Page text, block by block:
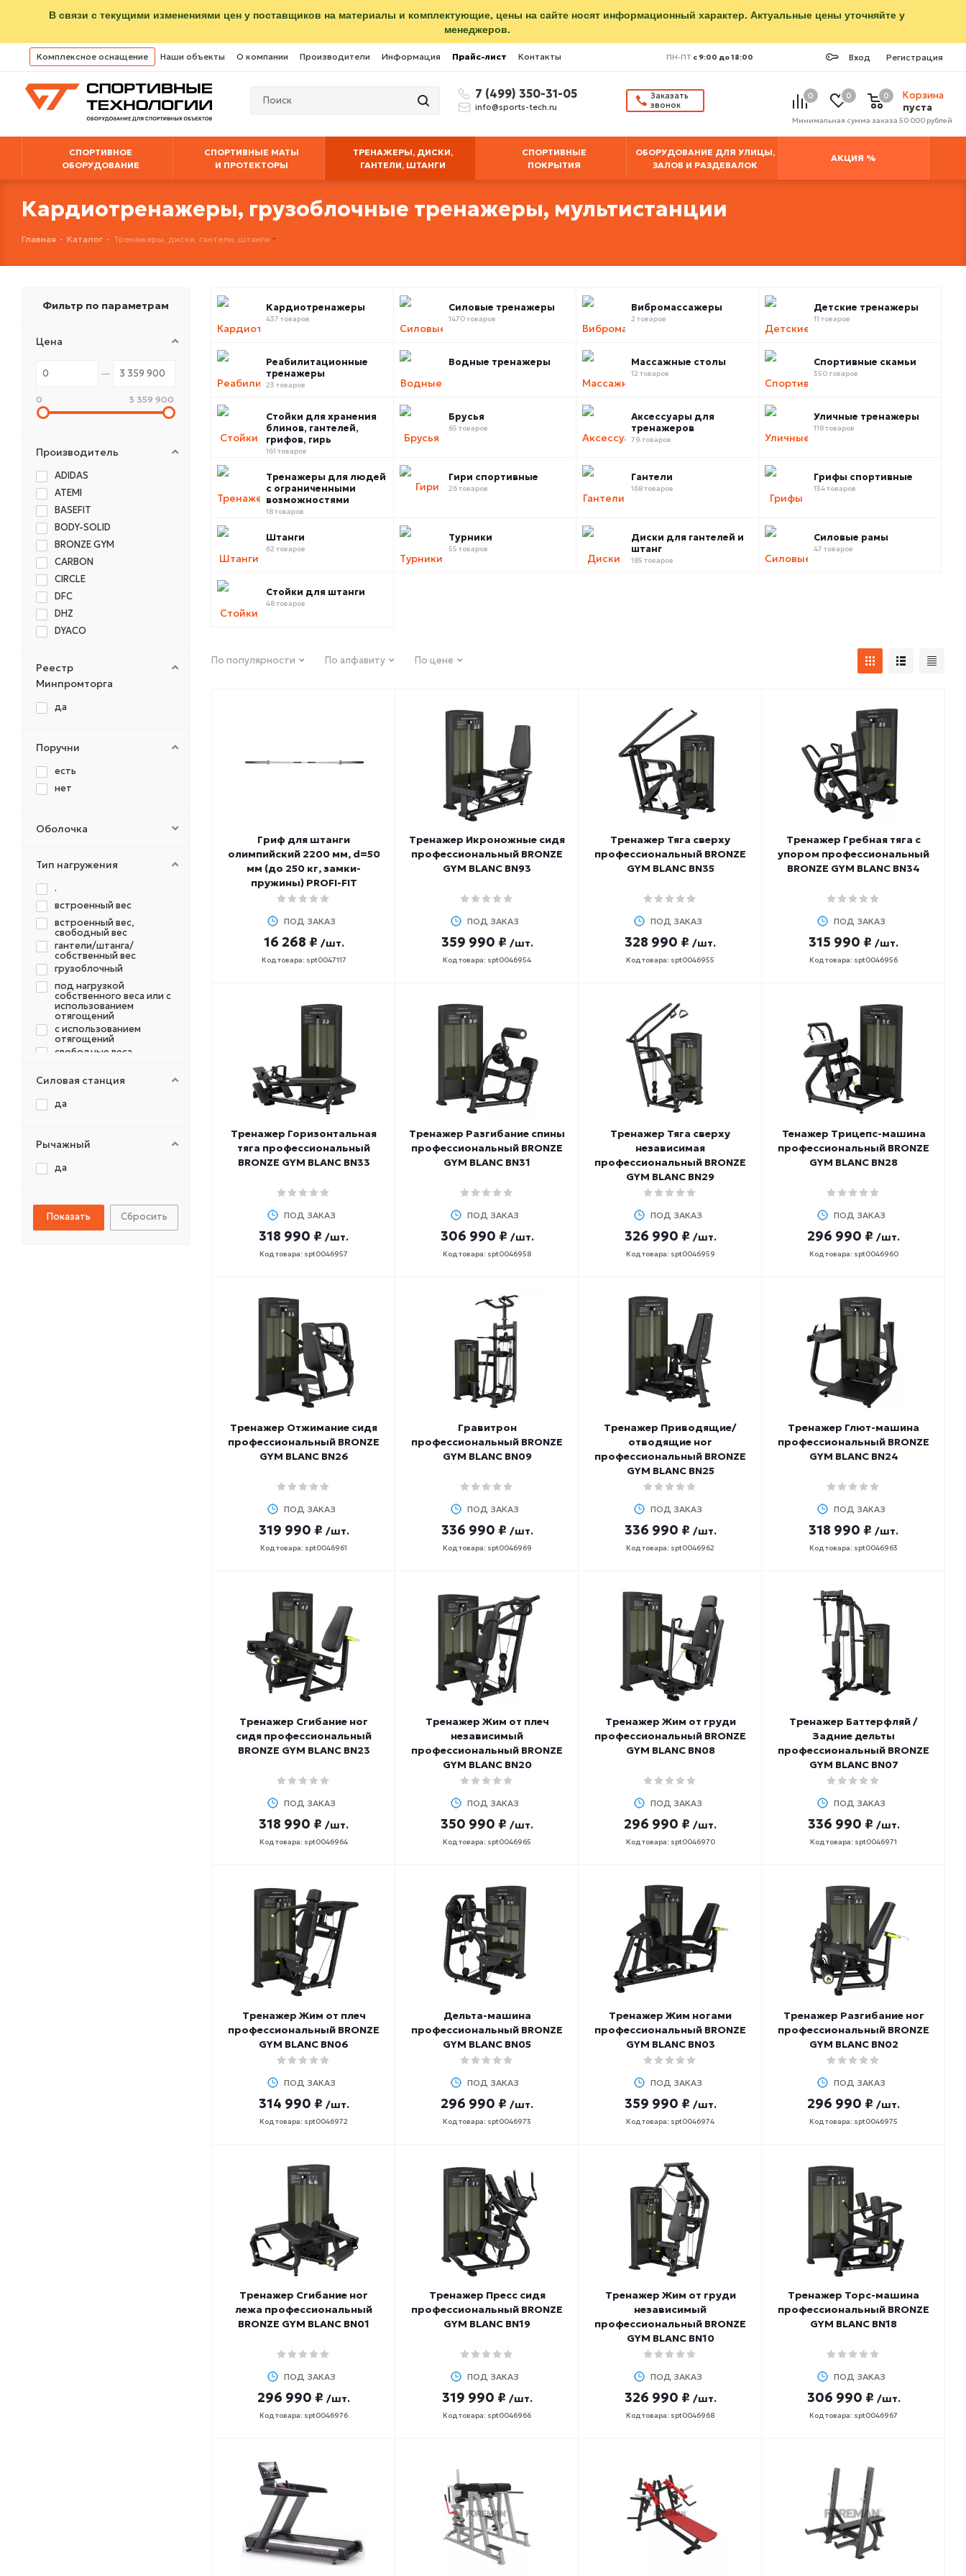
В связи с текущими изменениями цен у поставщиков на материалы и комплектующие, цены на сайте носят информационный характер. Актуальные цены уточняйте у
менеджеров.
Комплексное оснащение Наши объекты О компании Производители Информация Прайс-лист Контакты Вход Регистрация
ПН-ПТ с 9:00 до 18:00
7 (499) 350-31-05
info@sports-tech.ru
Заказать
звонок
0 0
Корзина
пуста
0
Минимальная сумма заказа 50 000 рублей
СПОРТИВНОЕ
ОБОРУДОВАНИЕ
СПОРТИВНЫЕ МАТЫ
И ПРОТЕКТОРЫ
ТРЕНАЖЕРЫ, ДИСКИ,
ГАНТЕЛИ, ШТАНГИ
СПОРТИВНЫЕ
ПОКРЫТИЯ
ОБОРУДОВАНИЕ ДЛЯ УЛИЦЫ,
ЗАЛОВ И РАЗДЕВАЛОК
АКЦИЯ %
Кардиотренажеры, грузоблочные тренажеры, мультистанции
Главная - Каталог - Тренажеры, диски, гантели, штанги
Кардиотренажеры
437 товаров
Силовые тренажеры
1470 товаров
Вибромассажеры
2 товаров
Детские тренажеры
11 товаров
Реабилитационные
тренажеры
23 товаров
Водные тренажеры Массажные столы
12 товаров
Спортивные скамьи
350 товаров
Стойки для хранения
блинов, гантелей,
грифов, гирь
161 товаров
Брусья
65 товаров
Аксессуары для
тренажеров
79 товаров
Уличные тренажеры
118 товаров
Тренажеры для людей
с ограниченными
возможностями
18 товаров
Гири спортивные
26 товаров
Гантели
168 товаров
Грифы спортивные
134 товаров
Штанги
62 товаров
Турники
55 товаров
Диски для гантелей и
штанг
185 товаров
Силовые рамы
47 товаров
Стойки для штанги
48 товаров
По популярности По алфавиту По цене
Гриф для штанги
олимпийский 2200 мм, d=50
мм (до 250 кг, замки-
пружины) PROFI-FIT
ПОД ЗАКАЗ
16 268 ₽ /шт.
Код товара: spt0047117
Тренажер Икроножные сидя
профессиональный BRONZE
GYM BLANC BN93
ПОД ЗАКАЗ
359 990 ₽ /шт.
Код товара: spt0046954
Тренажер Тяга сверху
профессиональный BRONZE
GYM BLANC BN35
ПОД ЗАКАЗ
328 990 ₽ /шт.
Код товара: spt0046955
Тренажер Гребная тяга с
упором профессиональный
BRONZE GYM BLANC BN34
ПОД ЗАКАЗ
315 990 ₽ /шт.
Код товара: spt0046956
Тренажер Горизонтальная
тяга профессиональный
BRONZE GYM BLANC BN33
ПОД ЗАКАЗ
318 990 ₽ /шт.
Код товара: spt0046957
Тренажер Разгибание спины
профессиональный BRONZE
GYM BLANC BN31
ПОД ЗАКАЗ
306 990 ₽ /шт.
Код товара: spt0046958
Тренажер Тяга сверху
независимая
профессиональный BRONZE
GYM BLANC BN29
ПОД ЗАКАЗ
326 990 ₽ /шт.
Код товара: spt0046959
Тенажер Трицепс-машина
профессиональный BRONZE
GYM BLANC BN28
ПОД ЗАКАЗ
296 990 ₽ /шт.
Код товара: spt0046960
Тренажер Отжимание сидя
профессиональный BRONZE
GYM BLANC BN26
ПОД ЗАКАЗ
319 990 ₽ /шт.
Код товара: spt0046961
Гравитрон
профессиональный BRONZE
GYM BLANC BN09
ПОД ЗАКАЗ
336 990 ₽ /шт.
Код товара: spt0046969
Тренажер Приводящие/
отводящие ног
профессиональный BRONZE
GYM BLANC BN25
ПОД ЗАКАЗ
336 990 ₽ /шт.
Код товара: spt0046962
Тренажер Глют-машина
профессиональный BRONZE
GYM BLANC BN24
ПОД ЗАКАЗ
318 990 ₽ /шт.
Код товара: spt0046963
Тренажер Сгибание ног
сидя профессиональный
BRONZE GYM BLANC BN23
ПОД ЗАКАЗ
318 990 ₽ /шт.
Код товара: spt0046964
Тренажер Жим от плеч
независимый
профессиональный BRONZE
GYM BLANC BN20
ПОД ЗАКАЗ
350 990 ₽ /шт.
Код товара: spt0046965
Тренажер Жим от груди
профессиональный BRONZE
GYM BLANC BN08
ПОД ЗАКАЗ
296 990 ₽ /шт.
Код товара: spt0046970
Тренажер Баттерфляй /
Задние дельты
профессиональный BRONZE
GYM BLANC BN07
ПОД ЗАКАЗ
336 990 ₽ /шт.
Код товара: spt0046971
Тренажер Жим от плеч
профессиональный BRONZE
GYM BLANC BN06
ПОД ЗАКАЗ
314 990 ₽ /шт.
Код товара: spt0046972
Дельтa-машина
профессиональный BRONZE
GYM BLANC BN05
ПОД ЗАКАЗ
296 990 ₽ /шт.
Код товара: spt0046973
Тренажер Жим ногами
профессиональный BRONZE
GYM BLANC BN03
ПОД ЗАКАЗ
359 990 ₽ /шт.
Код товара: spt0046974
Тренажер Разгибание ног
профессиональный BRONZE
GYM BLANC BN02
ПОД ЗАКАЗ
296 990 ₽ /шт.
Код товара: spt0046975
Тренажер Сгибание ног
лежа профессиональный
BRONZE GYM BLANC BN01
ПОД ЗАКАЗ
296 990 ₽ /шт.
Код товара: spt0046976
Тренажер Пресс сидя
профессиональный BRONZE
GYM BLANC BN19
ПОД ЗАКАЗ
319 990 ₽ /шт.
Код товара: spt0046966
Тренажер Жим от груди
независимый
профессиональный BRONZE
GYM BLANC BN10
ПОД ЗАКАЗ
326 990 ₽ /шт.
Код товара: spt0046968
Тренажер Торс-машина
профессиональный BRONZE
GYM BLANC BN18
ПОД ЗАКАЗ
306 990 ₽ /шт.
Код товара: spt0046967
Фильтр по параметрам
Цена
0 3 359 900
Производитель
ADIDAS
ATEMI
BASEFIT
BODY-SOLID
BRONZE GYM
CARBON
CIRCLE
DFC
DHZ
DYACO
FOREMAN
HASTTINGS
MATRIX
MB Barbell
MERACH
PRCTZ
PRECOR
PROFI-FIT
REBEL
SHUA
SPEEDIANCE
SPIRIT
STARFIT
SVENSSON
TANGEN
TORRES
ULTRAGYM
СПОРТИВНЫЕ
V-SPORT
Реестр
Минпромторга
да
Поручни
есть
нет
Оболочка
Тип нагружения
.
встроенный вес
встроенный вес,
свободный вес
гантели/штанга/
собственный вес
грузоблочный
под нагрузкой
собственного веса или с
использованием
отягощений
с использованием
отягощений
свободные веса
со свободными весами
собственный вес
штанга/собственный
вес
Силовая станция
да
Рычажный
да
Сбросить